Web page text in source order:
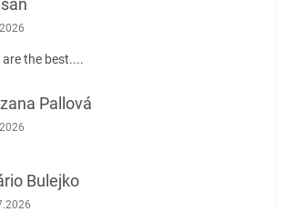
obchodu je 5 z 5 hviezdičiek.
the best....
Pallová
obchodu je 5 z 5 hviezdičiek.
Bulejko
obchodu je 5 z 5 hviezdičiek.